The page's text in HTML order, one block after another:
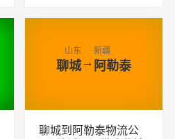
查看详细
山东
聊城→
新疆
阿勒泰
聊城到阿勒泰物流公